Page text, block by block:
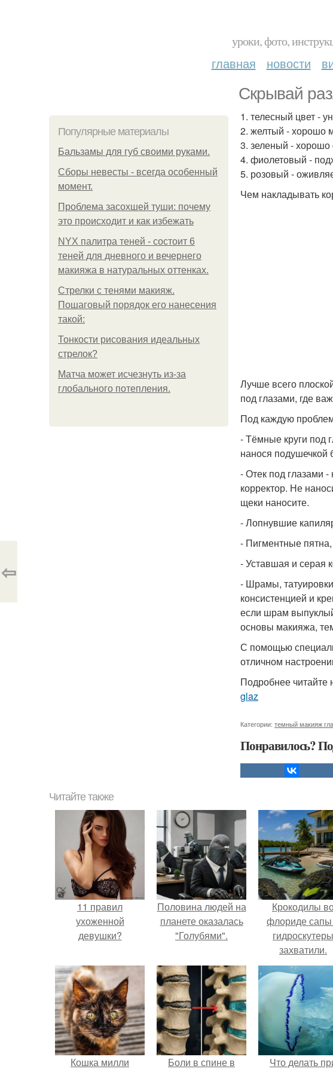
уроки, фото,
главная новости
Скрывай
Популярные материалы
Бальзамы для губ своими руками.
Сборы невесты - всегда особенный
момент.
Проблема засохшей туши: почему
это происходит и как избежать
NYX палитра теней - состоит 6
теней для дневного и вечернего
макияжа в натуральных оттенках.
Стрелки с тенями макияж.
Пошаговый порядок его нанесения
такой:
Тонкости рисования идеальных
стрелок?
Матча может исчезнуть из-за
глобального потепления.
1. телесный цвет -
2. желтый - хорошо
3. зеленый -
4. фиолетовый -
5. розовый -
Чем накладывать
Лучше всего
под глазами, где
Под каждую
- Тёмные круги под
нанося подушечкой
- Отек под глазами
корректор. Не
щеки наносите.
- Лопнувшие
- Пигментные
- Уставшая и серая
- Шрамы,
консистенцией и
если шрам
основы макияжа,
С помощью
отличном
Подробнее читайте
glaz
Категории: темный макияж
Понравилось?
⇦
Читайте также
11 правил
ухоженной
девушки?
Половина людей на
планете оказалась
"Голубями".
Крокодилы
флориде сапы
гидроскутеры
захватили.
Кошка милли
Боли в спине в
Что делать